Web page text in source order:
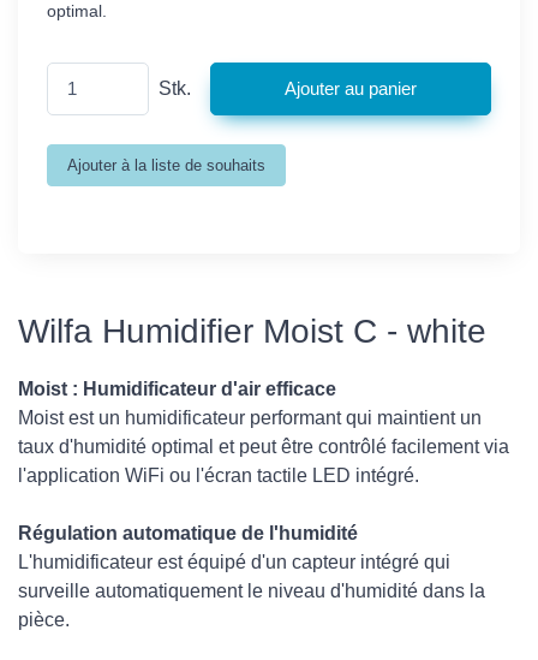
optimal.
Stk.
Wilfa Humidifier Moist C - white
Moist : Humidificateur d'air efficace
Moist est un humidificateur performant qui maintient un
taux d'humidité optimal et peut être contrôlé facilement via
l'application WiFi ou l'écran tactile LED intégré.
Régulation automatique de l'humidité
L'humidificateur est équipé d'un capteur intégré qui
surveille automatiquement le niveau d'humidité dans la
pièce.